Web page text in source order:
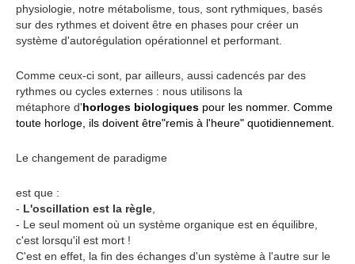
physiologie, notre métabolisme, tous, sont rythmiques, basés
sur des rythmes et doivent être en phases pour créer un
système d'autorégulation opérationnel et performant.
Comme ceux-ci sont, par ailleurs, aussi cadencés par des
rythmes ou cycles externes : nous utilisons la
métaphore d'horloges biologiques pour les nommer. Comme
toute horloge, ils doivent être"remis à l'heure" quotidiennement.
Le changement de paradigme
est que :
- L'oscillation est la règle
- Le seul moment où un système organique est en équilibre,
c'est lorsqu'il est mort !
C'est en effet, la fin des échanges d'un système à l'autre sur le